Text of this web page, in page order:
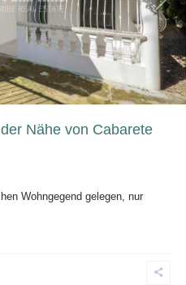
Weiter
Nähe von Cabarete
Wohngegend gelegen, nur